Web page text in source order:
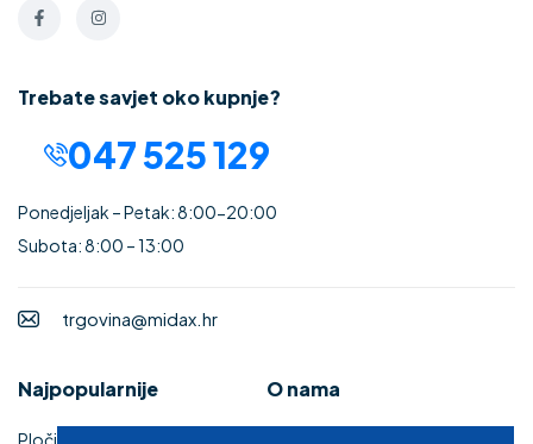
Trebate savjet oko kupnje?
047 525 129
Ponedjeljak – Petak: 8:00-20:00
Subota: 8:00 – 13:00
trgovina@midax.hr
Najpopularnije
Pločice
O nama